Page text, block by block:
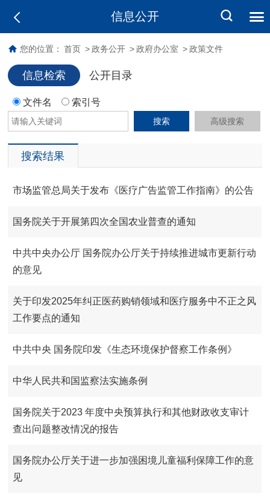
信息公开
您的位置： 首页 > 政务公开 > 政府办公室 > 政策文件
信息检索 公开目录
文件名 索引号
搜索 高级搜索
搜索结果
市场监管总局关于发布《医疗广告监管工作指南》的公告
国务院关于开展第四次全国农业普查的通知
中共中央办公厅 国务院办公厅关于持续推进城市更新行动
的意见
关于印发2025年纠正医药购销领域和医疗服务中不正之风
工作要点的通知
中共中央 国务院印发《生态环境保护督察工作条例》
中华人民共和国监察法实施条例
国务院关于2023 年度中央预算执行和其他财政收支审计
查出问题整改情况的报告
国务院办公厅关于进一步加强困境儿童福利保障工作的意
见